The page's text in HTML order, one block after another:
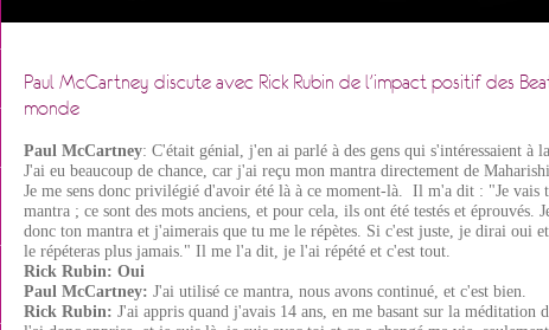
Paul McCartney discute avec Rick Rubin de l'impact positif des
monde
Paul McCartney: C'était génial, j'en ai parlé à des gens qui s'intéressaient à
J'ai eu beaucoup de chance, car j'ai reçu mon mantra directement de
Je me sens donc privilégié d'avoir été là à ce moment-là. Il m'a dit : "Je vais
mantra ; ce sont des mots anciens, et pour cela, ils ont été testés et éprouvés.
donc ton mantra et j'aimerais que tu me le répètes. Si c'est juste, je dirai oui
le répéteras plus jamais." Il me l'a dit, je l'ai répété et c'est tout.
Rick Rubin: Oui
Paul McCartney: J'ai utilisé ce mantra, nous avons continué, et c'est bien.
Rick Rubin: J'ai appris quand j'avais 14 ans, en me basant sur la méditation